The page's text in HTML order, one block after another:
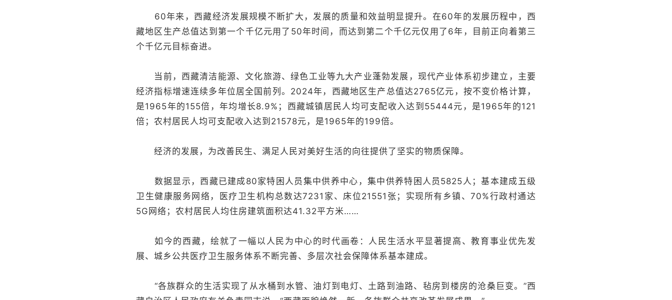
60年来，西藏经济发展规模不断扩大，发展的质量和效益明显提升。在60年的发展历程中，西
藏地区生产总值达到第一个千亿元用了50年时间，而达到第二个千亿元仅用了6年，目前正向着第三
个千亿元目标奋进。
当前，西藏清洁能源、文化旅游、绿色工业等九大产业蓬勃发展，现代产业体系初步建立，主要
经济指标增速连续多年位居全国前列。2024年，西藏地区生产总值达2765亿元，按不变价格计算，
是1965年的155倍，年均增长8.9%；西藏城镇居民人均可支配收入达到55444元，是1965年的121
倍；农村居民人均可支配收入达到21578元，是1965年的199倍。
经济的发展，为改善民生、满足人民对美好生活的向往提供了坚实的物质保障。
数据显示，西藏已建成80家特困人员集中供养中心，集中供养特困人员5825人；基本建成五级
卫生健康服务网络，医疗卫生机构总数达7231家、床位21551张；实现所有乡镇、70%行政村通达
5G网络；农村居民人均住房建筑面积达41.32平方米……
如今的西藏，绘就了一幅以人民为中心的时代画卷：人民生活水平显著提高、教育事业优先发
展、城乡公共医疗卫生服务体系不断完善、多层次社会保障体系基本建成。
“各族群众的生活实现了从水桶到水管、油灯到电灯、土路到油路、毡房到楼房的沧桑巨变。”西